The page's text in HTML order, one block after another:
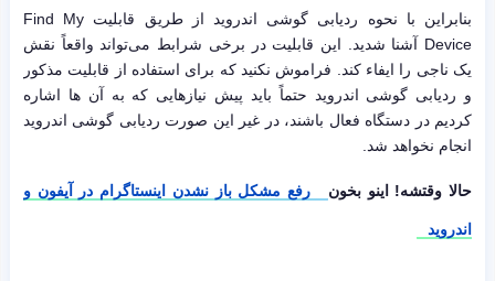
بنابراین با نحوه ردیابی گوشی اندروید از طریق قابلیت Find My
Device آشنا شدید. این قابلیت در برخی شرابط می‌تواند واقعاً نقش
یک ناجی را ایفاء کند. فراموش نکنید که برای استفاده از قابلیت مذکور
و ردیابی گوشی اندروید حتماً باید پیش نیازهایی که به آن ها اشاره
کردیم در دستگاه فعال باشند، در غیر این صورت ردیابی گوشی اندروید
انجام نخواهد شد.
حالا وقتشه! اینو بخون رفع مشکل باز نشدن اینستاگرام در آیفون و
اندروید